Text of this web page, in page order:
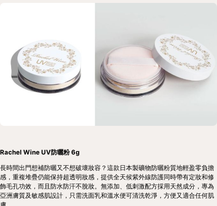
Rachel Wine UV防曬粉 6g
長時間出門想補防曬又不想破壞妝容？這款日本製礦物防曬粉質地輕盈零負擔
感，重複堆疊仍能保持超透明妝感，提供全天候紫外線防護同時帶有定妝和修
飾毛孔功效，而且防水防汗不脫妝。無添加、低刺激配方採用天然成分，專為
亞洲膚質及敏感肌設計，只需洗面乳和溫水便可清洗乾淨，方便又適合任何肌